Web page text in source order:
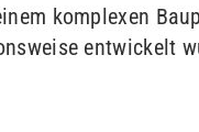
komplexen
entwickelt